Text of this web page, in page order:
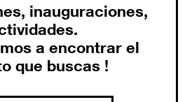
inauguraciones,
a encontrar el
que buscas !